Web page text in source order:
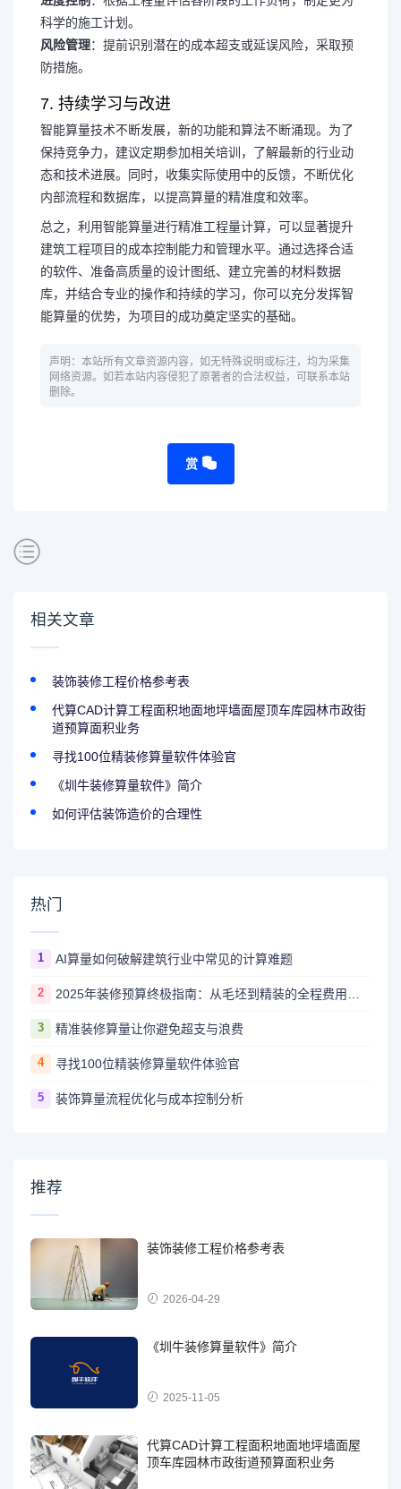
科学的施工计划。
风险管理：提前识别潜在的成本超支或延误风险，采取预
防措施。
7. 持续学习与改进
智能算量技术不断发展，新的功能和算法不断涌现。为了
保持竞争力，建议定期参加相关培训，了解最新的行业动
态和技术进展。同时，收集实际使用中的反馈，不断优化
内部流程和数据库，以提高算量的精准度和效率。
总之，利用智能算量进行精准工程量计算，可以显著提升
建筑工程项目的成本控制能力和管理水平。通过选择合适
的软件、准备高质量的设计图纸、建立完善的材料数据
库，并结合专业的操作和持续的学习，你可以充分发挥智
能算量的优势，为项目的成功奠定坚实的基础。
声明：本站所有文章资源内容，如无特殊说明或标注，均为采集
网络资源。如若本站内容侵犯了原著者的合法权益，可联系本站
删除。
赏
相关文章
装饰装修工程价格参考表
代算CAD计算工程面积地面地坪墙面屋顶车库园林市政街
道预算面积业务
寻找100位精装修算量软件体验官
《圳牛装修算量软件》简介
如何评估装饰造价的合理性
热门
1 AI算量如何破解建筑行业中常见的计算难题
2
3 精准装修算量让你避免超支与浪费
4 寻找100位精装修算量软件体验官
5 装饰算量流程优化与成本控制分析
推荐
装饰装修工程价格参考表
2026-04-29
《圳牛装修算量软件》简介
2025-11-05
代算CAD计算工程面积地面地坪墙面屋
顶车库园林市政街道预算面积业务